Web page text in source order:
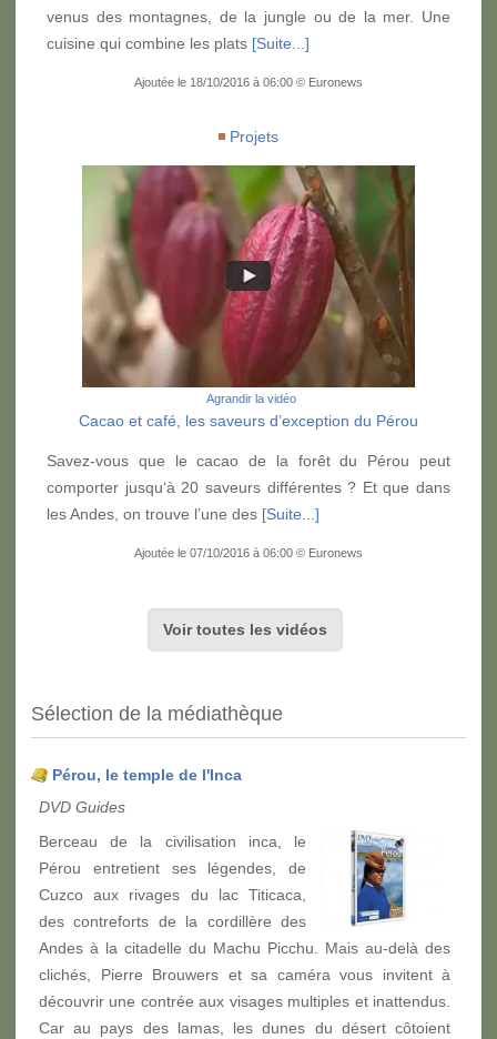
venus des montagnes, de la jungle ou de la mer. Une
cuisine qui combine les plats [Suite...]
Ajoutée le 18/10/2016 à 06:00 © Euronews
Projets
Agrandir la vidéo
Cacao et café, les saveurs d’exception du Pérou
Savez-vous que le cacao de la forêt du Pérou peut
comporter jusqu‘à 20 saveurs différentes ? Et que dans
les Andes, on trouve l’une des [Suite...]
Ajoutée le 07/10/2016 à 06:00 © Euronews
Voir toutes les vidéos
Sélection de la médiathèque
Pérou, le temple de l'Inca
DVD Guides
Berceau de la civilisation inca, le
Pérou entretient ses légendes, de
Cuzco aux rivages du lac Titicaca,
des contreforts de la cordillère des
Andes à la citadelle du Machu Picchu. Mais au-delà des
clichés, Pierre Brouwers et sa caméra vous invitent à
découvrir une contrée aux visages multiples et inattendus.
Car au pays des lamas, les dunes du désert côtoient